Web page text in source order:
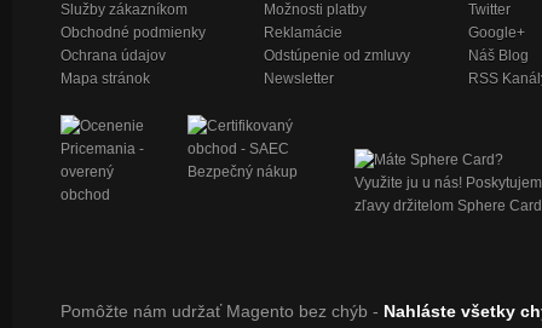
Služby zákazníkom
Obchodné podmienky
Ochrana údajov
Mapa stránok
Možnosti platby
Reklamácie
Odstúpenie od zmluvy
Newsletter
Twitter
Google+
Náš Blog
RSS
Pomôžte nám udržať Magento bez chýb - Nahláste všetky